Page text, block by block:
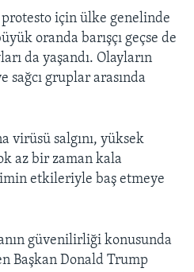
için ülke genelinde
oranda barışçı geçse de
da yaşandı. Olayların
sağcı gruplar arasında
virüsü salgını, yüksek
az bir zaman kala
etkileriyle baş etmeye
güvenilirliği konusunda
Başkan Donald Trump